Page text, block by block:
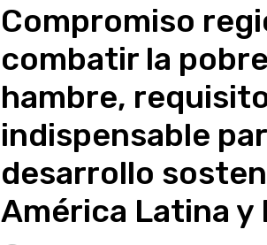
Compromiso
combatir la
hambre,
indispensable
desarrollo
América Latina y